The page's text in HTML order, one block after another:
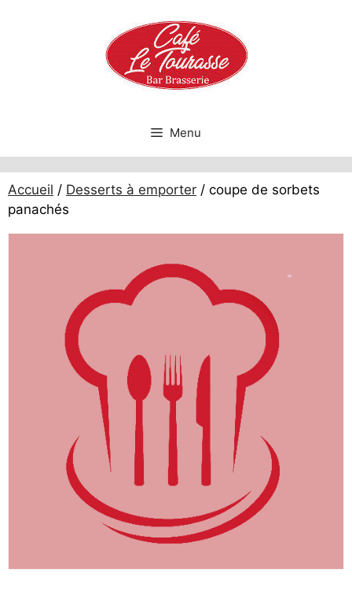
Menu
Accueil / Desserts à emporter / coupe de sorbets
panachés